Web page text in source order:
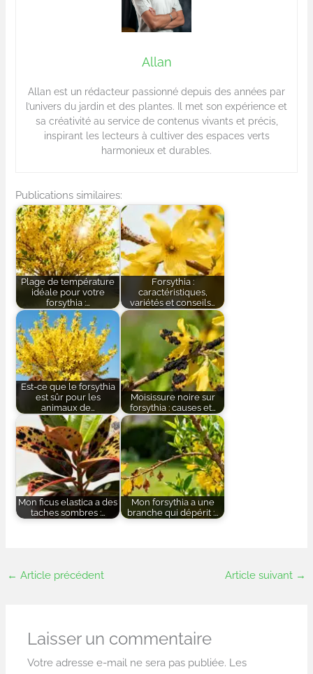
Allan
Allan est un rédacteur passionné depuis des années par
l’univers du jardin et des plantes. Il met son expérience et
sa créativité au service de contenus vivants et précis,
inspirant les lecteurs à cultiver des espaces verts
harmonieux et durables.
Publications similaires:
Plage de température
idéale pour votre
forsythia :…
Forsythia :
caractéristiques,
variétés et conseils…
Est-ce que le forsythia
est sûr pour les
animaux de…
Moisissure noire sur
forsythia : causes et…
Mon ficus elastica a des
taches sombres :…
Mon forsythia a une
branche qui dépérit :…
← Article précédent Article suivant →
Laisser un commentaire
Votre adresse e-mail ne sera pas publiée. Les